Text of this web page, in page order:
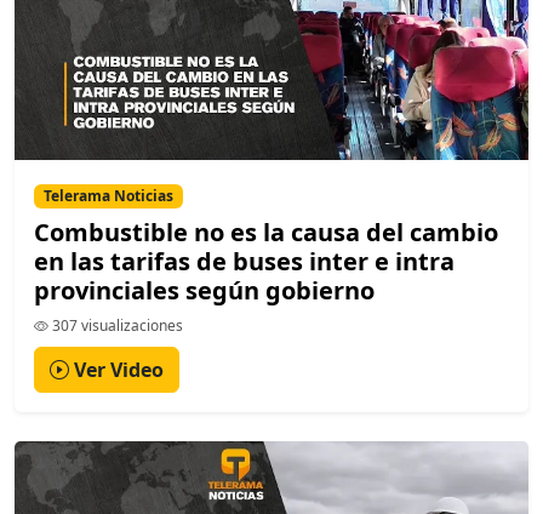
Telerama Noticias
Combustible no es la causa del cambio
en las tarifas de buses inter e intra
provinciales según gobierno
307 visualizaciones
Ver Video